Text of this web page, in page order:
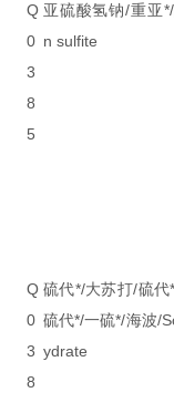
Q
0
3
8
5
亚硫酸氢钠/重亚
n sulfite
Q
0
3
8
硫代*/大苏打/硫
硫代*/一硫*/海波/
ydrate